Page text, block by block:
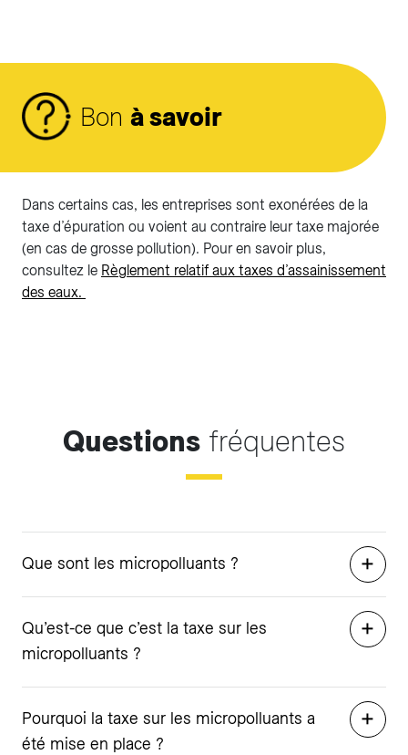
Bon à savoir
Dans certains cas, les entreprises sont exonérées de la
taxe d’épuration ou voient au contraire leur taxe majorée
(en cas de grosse pollution). Pour en savoir plus,
consultez le Règlement relatif aux taxes d’assainissement
des eaux.
Questions fréquentes
Que sont les micropolluants ?
Qu’est-ce que c’est la taxe sur les
micropolluants ?
Pourquoi la taxe sur les micropolluants a
été mise en place ?